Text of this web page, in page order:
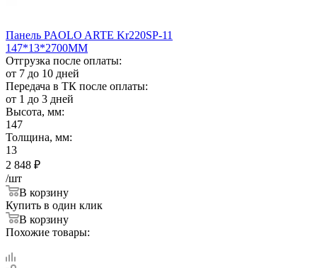
Панель PAOLO ARTE Kr220SP-11
147*13*2700ММ
Отгрузка после оплаты:
от 7 до 10 дней
Передача в ТК после оплаты:
от 1 до 3 дней
Высота, мм:
147
Толщина, мм:
13
2 848 ₽
/шт
В корзину
Купить в один клик
В корзину
Похожие товары: